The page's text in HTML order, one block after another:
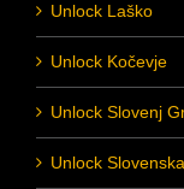
Unlock Laško
Unlock Kočevje
Unlock Slovenj
Unlock